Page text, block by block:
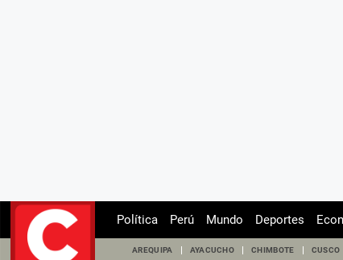
Política Perú Mundo Deportes
AREQUIPA AYACUCHO CHIMBOTE CUSCO